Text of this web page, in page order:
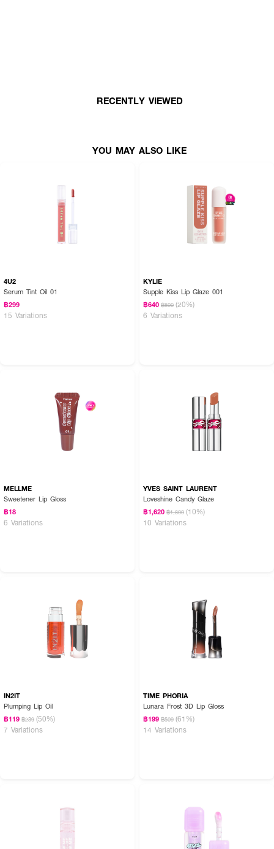
- ลุค 1: Velvet Matte — เนื้อแมตต์นุ่มดุจกำมะหยี่ สีชัด เบาสบาย ไม่ตกร่อง
● คุณสมบัติเด่นของ KATHY Trio Lip-Matte & Glow
- เนื้อแมตต์บางเบา สีชัด ติดทนนาน
Rosehip, Macadamia, Calendula, Evening Primrose)
- เทคโนโลยี Pigment ระดับไมโคร ให้สีเรียบเนียน ไม่เป็นคราบ
- หัวแปรงพิเศษ ขนนุ่มแน่น ลงลิปง่าย
RECENTLY VIEWED
YOU MAY ALSO LIKE
4U2
Serum Tint Oil 01
฿299
15 Variations
KYLIE
Supple Kiss Lip Glaze 001
฿640 ฿800 (20%)
6 Variations
MELLME
Sweetener Lip Gloss
฿18
6 Variations
YVES SAINT LAURENT
Loveshine Candy Glaze
฿1,620 ฿1,800 (10%)
10 Variations
IN2IT
Plumping Lip Oil
฿119 ฿239 (50%)
7 Variations
TIME PHORIA
Lunara Frost 3D Lip Gloss
฿199 ฿509 (61%)
14 Variations